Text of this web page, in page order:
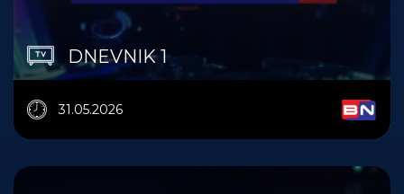
DNEVNIK 1
31.05.2026